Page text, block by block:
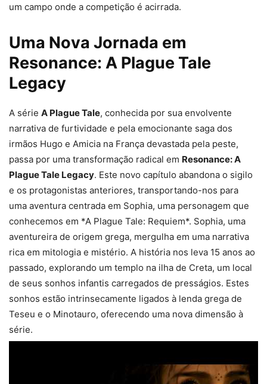
um campo onde a competição é acirrada.
Uma Nova Jornada em
Resonance: A Plague Tale
Legacy
A série A Plague Tale, conhecida por sua envolvente
narrativa de furtividade e pela emocionante saga dos
irmãos Hugo e Amicia na França devastada pela peste,
passa por uma transformação radical em Resonance: A
Plague Tale Legacy. Este novo capítulo abandona o sigilo
e os protagonistas anteriores, transportando-nos para
uma aventura centrada em Sophia, uma personagem que
conhecemos em *A Plague Tale: Requiem*. Sophia, uma
aventureira de origem grega, mergulha em uma narrativa
rica em mitologia e mistério. A história nos leva 15 anos ao
passado, explorando um templo na ilha de Creta, um local
de seus sonhos infantis carregados de presságios. Estes
sonhos estão intrinsecamente ligados à lenda grega de
Teseu e o Minotauro, oferecendo uma nova dimensão à
série.